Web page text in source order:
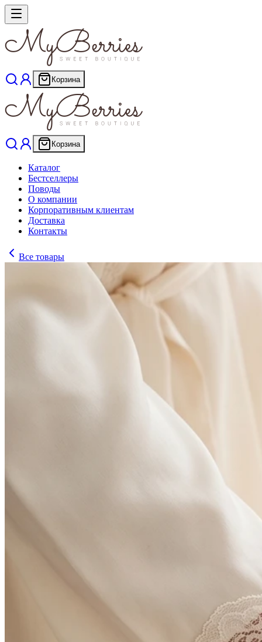
Корзина
Корзина
Каталог
Бестселлеры
Поводы
О компании
Корпоративным клиентам
Доставка
Контакты
Все товары